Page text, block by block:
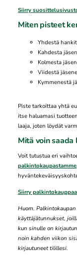
Siirry
Miten pisteet
Yhdestä
Kahdesta
Kolmesta
Viidestä
Kymmenestä
Piste tarkoittaa yhtä
itse haluamasi
laaja, joten löydät
Mitä voin saada
Voit tutustua eri
palkintokaupastamme
Siirry
Huom.
käyttäjätunnukset,
kun sinulle on
noin kahden viikon
kirjautuneet tilillesi.